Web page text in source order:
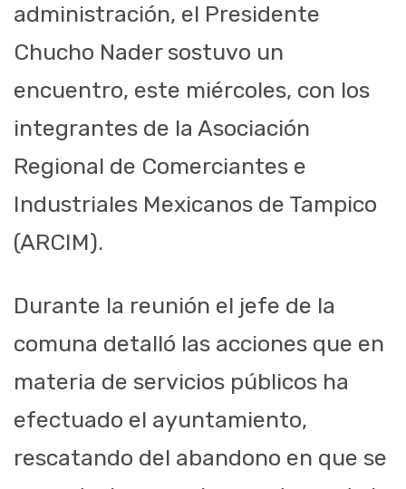
administración, el Presidente
Chucho Nader sostuvo un
encuentro, este miércoles, con los
integrantes de la Asociación
Regional de Comerciantes e
Industriales Mexicanos de Tampico
(ARCIM).
Durante la reunión el jefe de la
comuna detalló las acciones que en
materia de servicios públicos ha
efectuado el ayuntamiento,
rescatando del abandono en que se